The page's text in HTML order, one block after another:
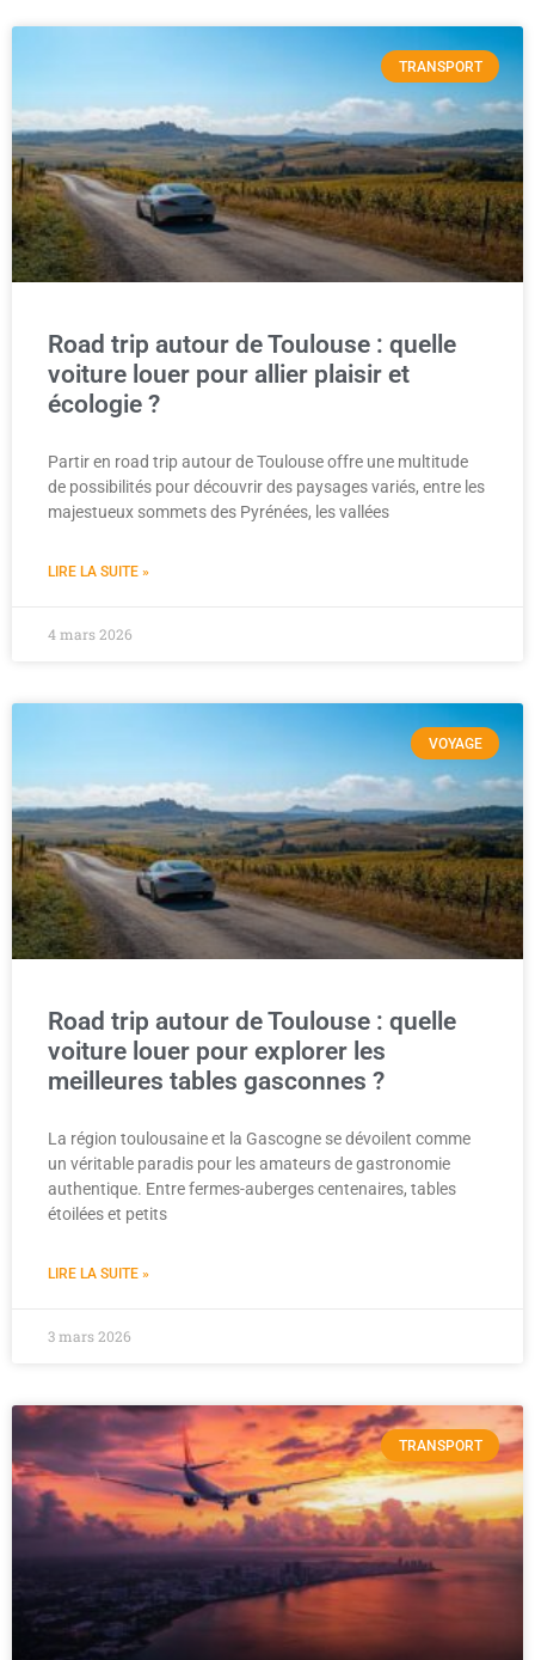
TRANSPORT
Road trip autour de Toulouse : quelle
voiture louer pour allier plaisir et
écologie ?
Partir en road trip autour de Toulouse offre une multitude
de possibilités pour découvrir des paysages variés, entre les
majestueux sommets des Pyrénées, les vallées
LIRE LA SUITE »
4 mars 2026
VOYAGE
Road trip autour de Toulouse : quelle
voiture louer pour explorer les
meilleures tables gasconnes ?
La région toulousaine et la Gascogne se dévoilent comme
un véritable paradis pour les amateurs de gastronomie
authentique. Entre fermes-auberges centenaires, tables
étoilées et petits
LIRE LA SUITE »
3 mars 2026
TRANSPORT